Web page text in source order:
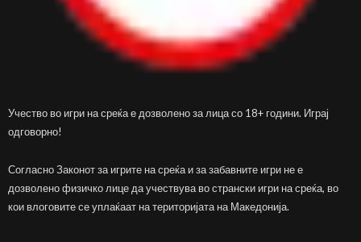
Учество во игри на среќа е дозволено за лица со 18+ години. Играј
одговорно!
Согласно Законот за игрите на среќа и за забавните игри не е
дозволено физичко лице да учествува во странски игри на среќа, во
кои влоговите се уплаќаат на територијата на Македонија.